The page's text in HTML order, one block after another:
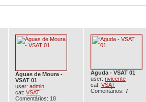
Águas de Moura -
VSAT 01
user: admin
cat: VSAT
Comentários: 18
Aguda - VSAT 01
user: nvicente
cat: VSAT
Comentários: 7